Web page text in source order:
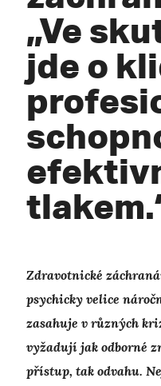
„Ve
jde o
Zdravotnické
psychicky velice
zasahuje v různých
vyžadují jak odborné
přístup, tak odvahu.